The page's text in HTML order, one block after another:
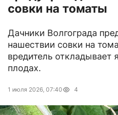
совки на томаты
Дачники Волгограда
нашествии совки на
вредитель откладывает
плодах.
1 июля 2026, 07:40 4